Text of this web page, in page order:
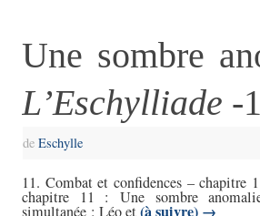
Une sombre
L’Eschylliade -
deEschylle
11. Combat et confidences – chapitre
chapitre 11 : Une sombre
simultanée : Léo et(à suivre) →